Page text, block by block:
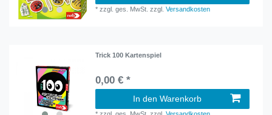
*zzgl. ges. MwSt. zzgl.Versandkosten
Trick 100 Kartenspiel
0,00 € *
In den Warenkorb